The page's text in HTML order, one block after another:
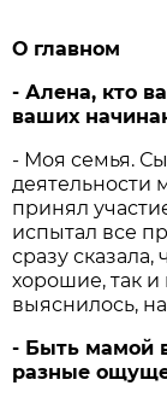
О главном
- Алена, кто
ваших
- Моя семья.
деятельности
принял
испытал все
сразу
хорошие, так и
выяснилось,
- Быть мамой
разные